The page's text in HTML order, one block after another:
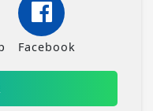
Facebook